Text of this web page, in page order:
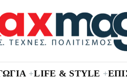
+LIFE & STYLE +